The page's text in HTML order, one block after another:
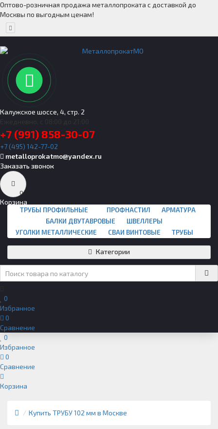
Оптово-розничная продажа металлопроката с доставкой до
Москвы по выгодным ценам!
Калужское шоссе, 4, стр. 2
+7 (991) 858-30-07
+7 (495) 142-77-02
metalloprokatmo@yandex.ru
Заказать звонок
0
Корзина
ТРУБЫ ПРОФИЛЬНЫЕ ПРОФНАСТИЛ
АРМАТУРА
БАЛКИ ДВУТАВРОВЫЕ
ШВЕЛЛЕРЫ
УГОЛКИ МЕТАЛЛИЧЕСКИЕ
СВАИ ВИНТОВЫЕ ТРУБЫ
Категории
0
Избранное
0
Сравнение
0
Избранное
0
Сравнение
Корзина
Купить ТРУБУ 102 мм в Москве